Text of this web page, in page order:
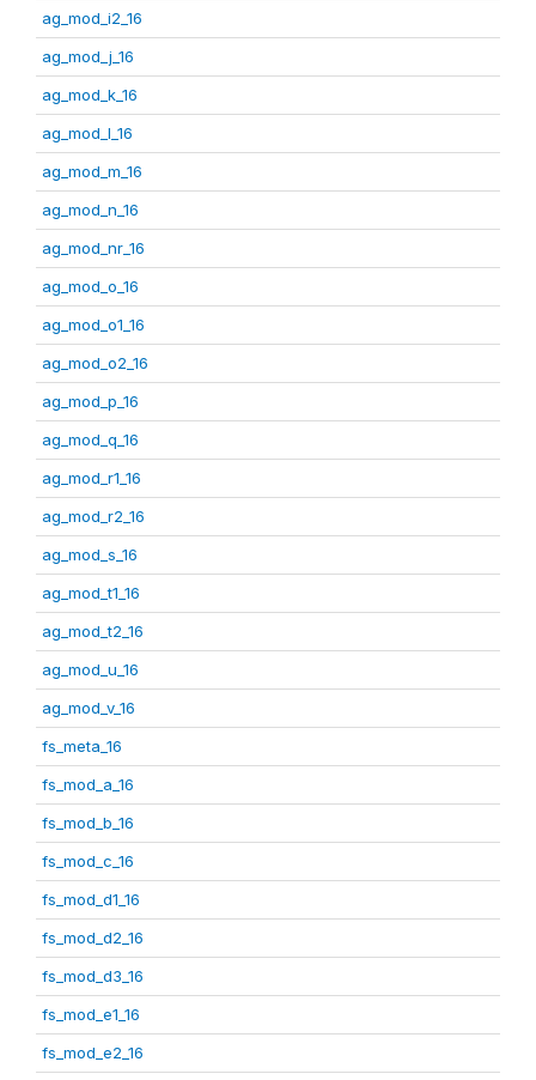
ag_mod_i2_16
ag_mod_j_16
ag_mod_k_16
ag_mod_l_16
ag_mod_m_16
ag_mod_n_16
ag_mod_nr_16
ag_mod_o_16
ag_mod_o1_16
ag_mod_o2_16
ag_mod_p_16
ag_mod_q_16
ag_mod_r1_16
ag_mod_r2_16
ag_mod_s_16
ag_mod_t1_16
ag_mod_t2_16
ag_mod_u_16
ag_mod_v_16
fs_meta_16
fs_mod_a_16
fs_mod_b_16
fs_mod_c_16
fs_mod_d1_16
fs_mod_d2_16
fs_mod_d3_16
fs_mod_e1_16
fs_mod_e2_16